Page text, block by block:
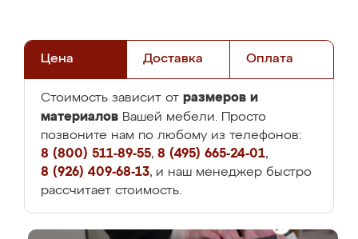
Цена Доставка Оплата
Стоимость зависит от размеров и
материалов Вашей мебели. Просто
позвоните нам по любому из телефонов:
8 (800) 511-89-55, 8 (495) 665-24-01,
8 (926) 409-68-13, и наш менеджер быстро
рассчитает стоимость.